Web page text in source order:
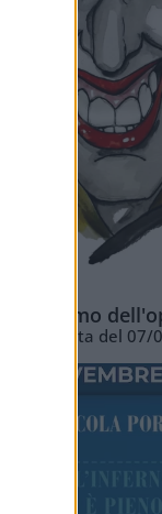
L'ottimismo
Vignetta del 07/